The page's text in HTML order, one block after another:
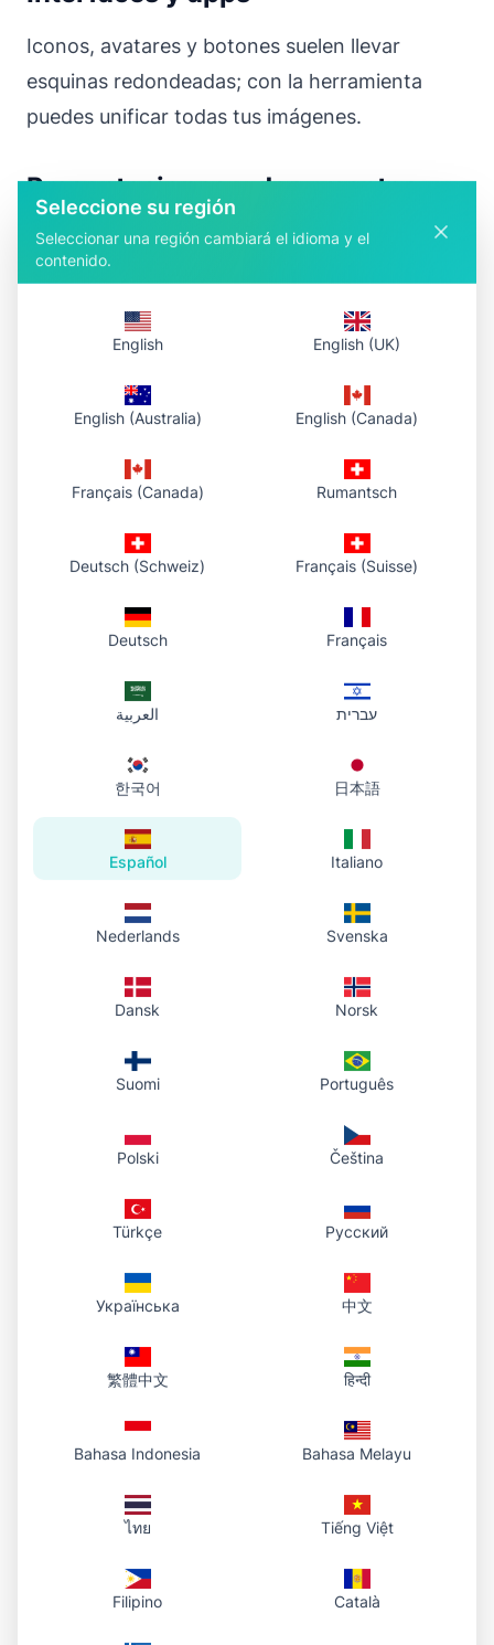
Iconos, avatares y botones suelen llevar
esquinas redondeadas; con la herramienta
puedes unificar todas tus imágenes.
Presentaciones y documentos
Un mismo radio en capturas y gráficos hace
coherentes.
Qué ofrece la herramienta
Gratis y al momento
– sin registro, sin
marcas de agua; procesamiento local en el
navegador, sin límite de uso en esta
herramienta
Radio ajustable
– desde un ligero redondeo
hasta forma de pastilla
Vista previa en vivo
– ves el resultado antes
de descargar
Privacidad
– todo se hace en tu navegador,
no guardamos imágenes
En cualquier dispositivo
– ordenador, tablet
y móvil
una foto?
Herramienta de esquinas
redondeadas, sube la imagen, mueve el
JPG, PNG, WEBP y GIF. El archivo descargado
transparencia).
¿Funciona en el móvil?
Sí, la herramienta funciona en el navegador del
móvil y la tablet, sin instalar nada.
¿Guardáis mis imágenes?
Seleccione su región
Seleccionar una región cambiará el idioma y el
contenido.
English English (UK)
English (Australia) English (Canada)
Français (Canada) Rumantsch
Deutsch (Schweiz) Français (Suisse)
Deutsch Français
العربية עברית
한국어 日本語
Español Italiano
Nederlands Svenska
Dansk Norsk
Suomi Português
Polski Čeština
Türkçe Русский
Українська 中文
繁體中文 हिन्दी
Bahasa Indonesia Bahasa Melayu
ไทย Tiếng Việt
Filipino Català